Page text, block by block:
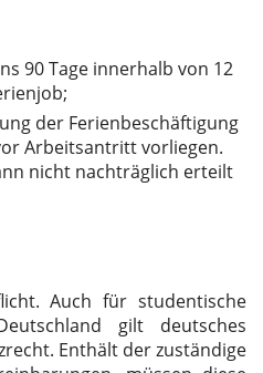
90 Tage innerhalb von 12
der Ferienbeschäftigung
Arbeitsantritt vorliegen.
nicht nachträglich erteilt
Auch für studentische
gilt deutsches
Enthält der zuständige